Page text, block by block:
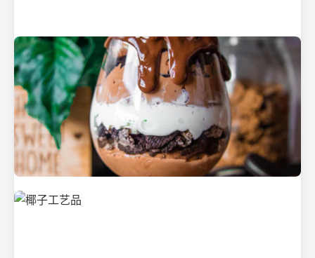
纯净的初榨椰子油
美味的椰子食品